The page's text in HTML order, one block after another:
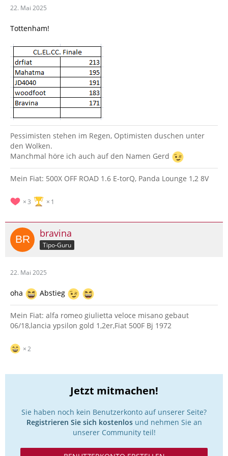
22. Mai 2025
Tottenham!
Pessimisten stehen im Regen, Optimisten duschen unter
den Wolken.
Manchmal höre ich auch auf den Namen Gerd
Mein Fiat: 500X OFF ROAD 1.6 E-torQ, Panda Lounge 1,2 8V
3 1
bravina
Tipo-Guru
22. Mai 2025
oha Abstieg
Mein Fiat: alfa romeo giulietta veloce misano gebaut
06/18,lancia ypsilon gold 1,2er,Fiat 500F Bj 1972
2
Jetzt mitmachen!
Sie haben noch kein Benutzerkonto auf unserer Seite?
Registrieren Sie sich kostenlosund nehmen Sie an
unserer Community teil!